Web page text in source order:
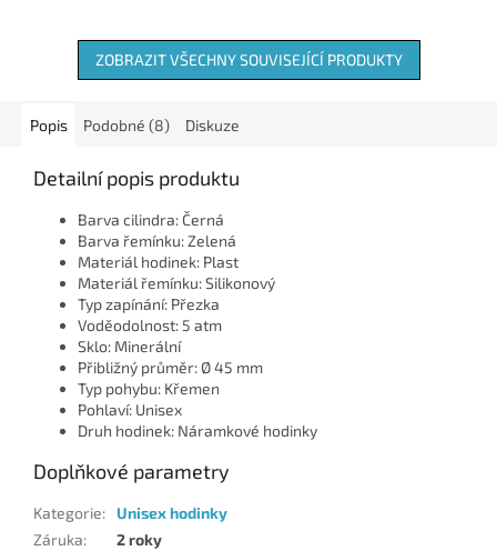
ZOBRAZIT VŠECHNY SOUVISEJÍCÍ PRODUKTY
Popis Podobné (8) Diskuze
Detailní popis produktu
Barva cilindra: Černá
Barva řemínku: Zelená
Materiál hodinek: Plast
Materiál řemínku: Silikonový
Typ zapínání: Přezka
Voděodolnost: 5 atm
Sklo: Minerální
Přibližný průměr: Ø 45 mm
Typ pohybu: Křemen
Pohlaví: Unisex
Druh hodinek: Náramkové hodinky
Doplňkové parametry
Kategorie:
Unisex hodinky
Záruka:
2 roky